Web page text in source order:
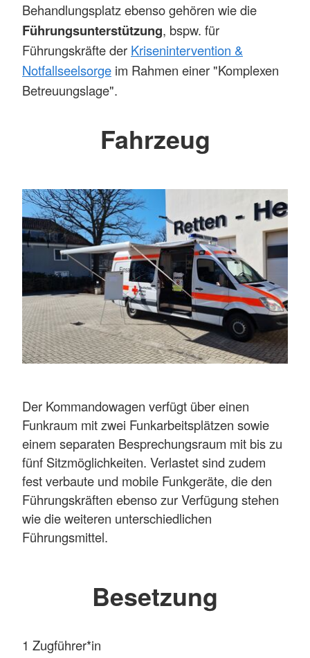
Behandlungsplatz ebenso gehören wie die
Führungsunterstützung, bspw. für
Führungskräfte der Krisenintervention &
Notfallseelsorge im Rahmen einer "Komplexen
Betreuungslage".
Fahrzeug
Der Kommandowagen verfügt über einen
Funkraum mit zwei Funkarbeitsplätzen sowie
einem separaten Besprechungsraum mit bis zu
fünf Sitzmöglichkeiten. Verlastet sind zudem
fest verbaute und mobile Funkgeräte, die den
Führungskräften ebenso zur Verfügung stehen
wie die weiteren unterschiedlichen
Führungsmittel.
Besetzung
1 Zugführer*in